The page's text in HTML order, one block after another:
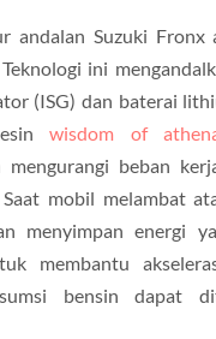
andalan Suzuki Fronx
ini
(ISG) dan baterai
wisdom of
mengurangi beban
mobil melambat
menyimpan energi
membantu
bensin dapat